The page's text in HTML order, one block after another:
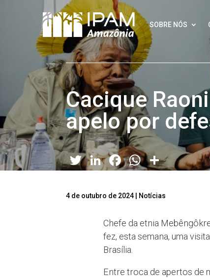
SOBRE NÓS
Cacique
apelo por
Twitter
LinkedIn
Facebook
Share
4 de outubro de 2024 Notícias
Chefe da etnia
fez, esta semana, uma
Brasília.
Entre troca de apertos de